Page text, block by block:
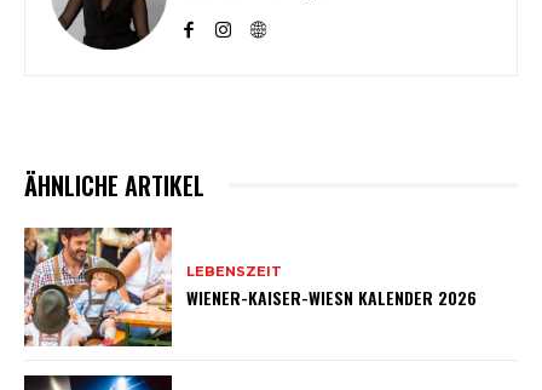
ÄHNLICHE ARTIKEL
LEBENSZEIT
WIENER-KAISER-WIESN KALENDER 2026